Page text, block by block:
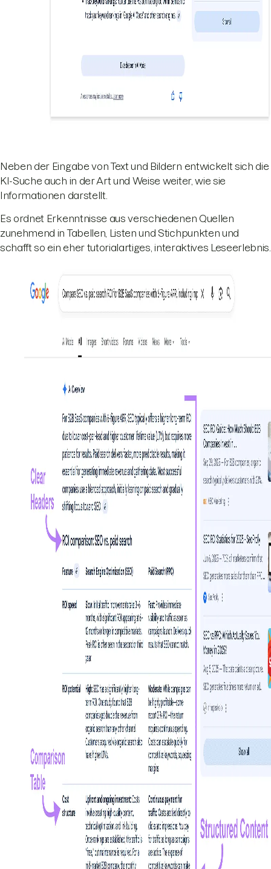
Neben der Eingabe von Text und Bildern entwickelt sich die
KI-Suche auch in der Art und Weise weiter, wie sie
Informationen darstellt.
Es ordnet Erkenntnisse aus verschiedenen Quellen
zunehmend in Tabellen, Listen und Stichpunkten und
schafft so ein eher tutorialartiges, interaktives Leseerlebnis.